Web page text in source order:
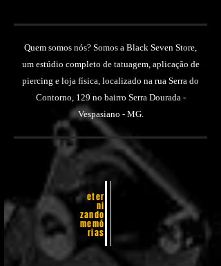
​Quem somos nós? Somos a Black Seven Store,
um estúdio completo de tatuagem, aplicação de
piercing e loja física, localizado na rua Serra do
Contorno, 129 no bairro Serra Dourada -
Vespasiano - MG.​
eter
ni
zando
memó
rias